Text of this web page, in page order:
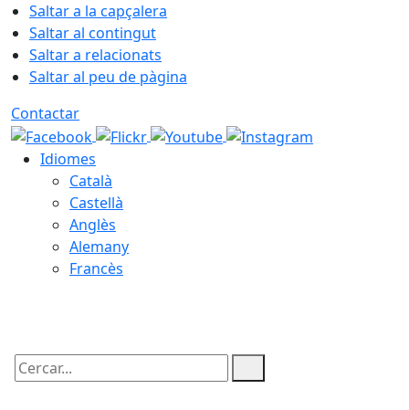
Saltar a la capçalera
Saltar al contingut
Saltar a relacionats
Saltar al peu de pàgina
Contactar
Idiomes
Català
Castellà
Anglès
Alemany
Francès
Cercar: